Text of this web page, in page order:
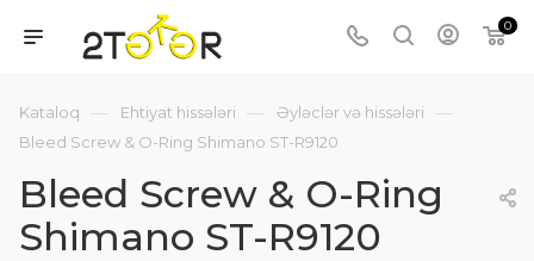
0
Kataloq — Ehtiyat hissələri — Əyləclər və hissələri —
Bleed Screw & O-Ring Shimano ST-R9120
Bleed Screw & O-Ring
Shimano ST-R9120